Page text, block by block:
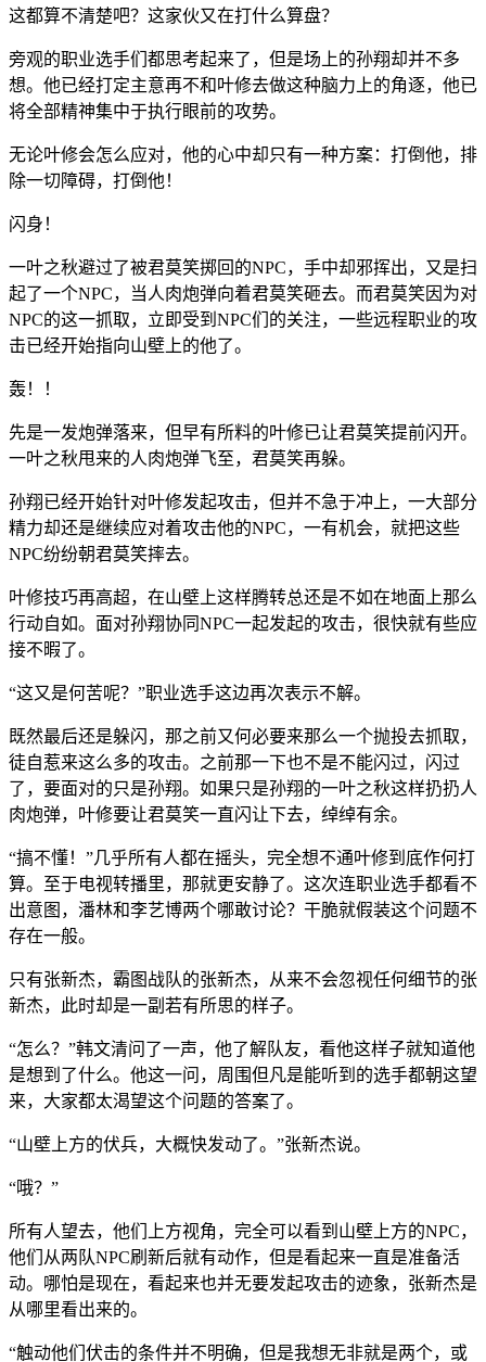
这都算不清楚吧？这家伙又在打什么算盘？
旁观的职业选手们都思考起来了，但是场上的孙翔却并不多
想。他已经打定主意再不和叶修去做这种脑力上的角逐，他已
将全部精神集中于执行眼前的攻势。
无论叶修会怎么应对，他的心中却只有一种方案：打倒他，排
除一切障碍，打倒他！
闪身！
一叶之秋避过了被君莫笑掷回的NPC，手中却邪挥出，又是扫
起了一个NPC，当人肉炮弹向着君莫笑砸去。而君莫笑因为对
NPC的这一抓取，立即受到NPC们的关注，一些远程职业的攻
击已经开始指向山壁上的他了。
轰！！
先是一发炮弹落来，但早有所料的叶修已让君莫笑提前闪开。
一叶之秋甩来的人肉炮弹飞至，君莫笑再躲。
孙翔已经开始针对叶修发起攻击，但并不急于冲上，一大部分
精力却还是继续应对着攻击他的NPC，一有机会，就把这些
NPC纷纷朝君莫笑摔去。
叶修技巧再高超，在山壁上这样腾转总还是不如在地面上那么
行动自如。面对孙翔协同NPC一起发起的攻击，很快就有些应
接不暇了。
“这又是何苦呢？”职业选手这边再次表示不解。
既然最后还是躲闪，那之前又何必要来那么一个抛投去抓取，
徒自惹来这么多的攻击。之前那一下也不是不能闪过，闪过
了，要面对的只是孙翔。如果只是孙翔的一叶之秋这样扔扔人
肉炮弹，叶修要让君莫笑一直闪让下去，绰绰有余。
“搞不懂！”几乎所有人都在摇头，完全想不通叶修到底作何打
算。至于电视转播里，那就更安静了。这次连职业选手都看不
出意图，潘林和李艺博两个哪敢讨论？干脆就假装这个问题不
存在一般。
只有张新杰，霸图战队的张新杰，从来不会忽视任何细节的张
新杰，此时却是一副若有所思的样子。
“怎么？”韩文清问了一声，他了解队友，看他这样子就知道他
是想到了什么。他这一问，周围但凡是能听到的选手都朝这望
来，大家都太渴望这个问题的答案了。
“山壁上方的伏兵，大概快发动了。”张新杰说。
“哦？”
所有人望去，他们上方视角，完全可以看到山壁上方的NPC，
他们从两队NPC刷新后就有动作，但是看起来一直是准备活
动。哪怕是现在，看起来也并无要发起攻击的迹象，张新杰是
从哪里看出来的。
“触动他们伏击的条件并不明确，但是我想无非就是两个，或